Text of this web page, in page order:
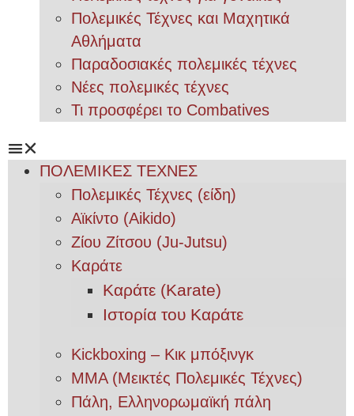
Πολεμικές Τέχνες και Μαχητικά
Αθλήματα
Παραδοσιακές πολεμικές τέχνες
Νέες πολεμικές τέχνες
Τι προσφέρει το Combatives
ΠΟΛΕΜΙΚΕΣ ΤΕΧΝΕΣ
Πολεμικές Τέχνες (είδη)
Αϊκίντο (Aikido)
Ζίου Ζίτσου (Ju-Jutsu)
Καράτε
Καράτε (Karate)
Ιστορία του Καράτε
Kickboxing – Κικ μπόξινγκ
MMA (Μεικτές Πολεμικές Τέχνες)
Πάλη, Ελληνορωμαϊκή πάλη